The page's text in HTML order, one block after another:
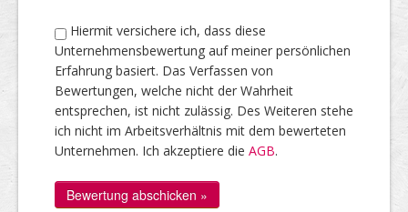
Hiermit versichere ich, dass diese
Unternehmensbewertung auf meiner persönlichen
Erfahrung basiert. Das Verfassen von
Bewertungen, welche nicht der Wahrheit
entsprechen, ist nicht zulässig. Des Weiteren stehe
ich nicht im Arbeitsverhältnis mit dem bewerteten
Unternehmen. Ich akzeptiere die AGB.